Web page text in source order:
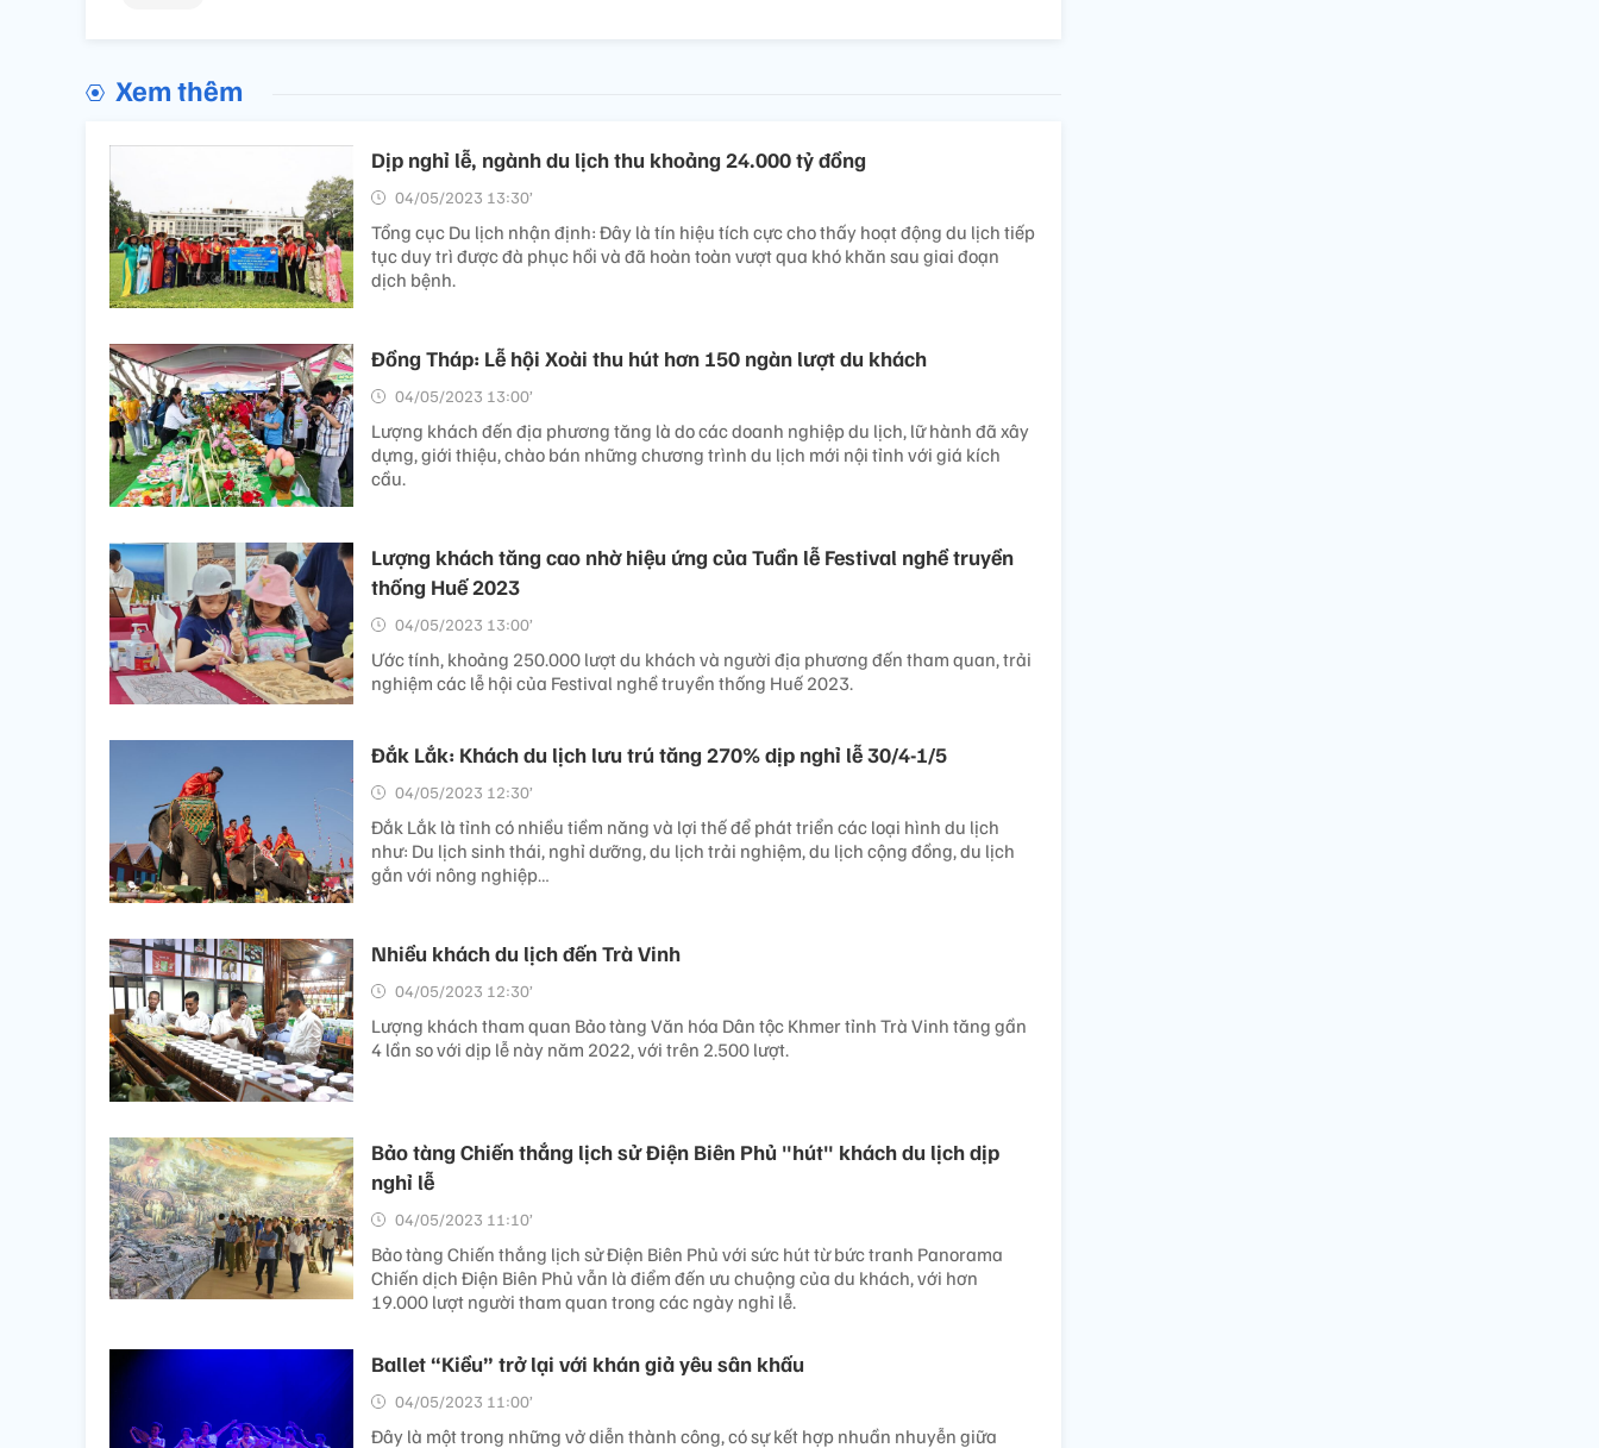
Xem thêm
Dịp nghỉ lễ, ngành du lịch thu khoảng 24.000 tỷ đồng
04/05/2023 13:30’
Tổng cục Du lịch nhận định: Đây là tín hiệu tích cực cho thấy hoạt động du lịch tiếp
tục duy trì được đà phục hồi và đã hoàn toàn vượt qua khó khăn sau giai đoạn
dịch bệnh.
Đồng Tháp: Lễ hội Xoài thu hút hơn 150 ngàn lượt du khách
04/05/2023 13:00’
Lượng khách đến địa phương tăng là do các doanh nghiệp du lịch, lữ hành đã xây
dựng, giới thiệu, chào bán những chương trình du lịch mới nội tỉnh với giá kích
cầu.
Lượng khách tăng cao nhờ hiệu ứng của Tuần lễ Festival nghề truyền
thống Huế 2023
04/05/2023 13:00’
Ước tính, khoảng 250.000 lượt du khách và người địa phương đến tham quan, trải
nghiệm các lễ hội của Festival nghề truyền thống Huế 2023.
Đắk Lắk: Khách du lịch lưu trú tăng 270% dịp nghỉ lễ 30/4-1/5
04/05/2023 12:30’
Đắk Lắk là tỉnh có nhiều tiềm năng và lợi thế để phát triển các loại hình du lịch
như: Du lịch sinh thái, nghỉ dưỡng, du lịch trải nghiệm, du lịch cộng đồng, du lịch
gắn với nông nghiệp…
Nhiều khách du lịch đến Trà Vinh
04/05/2023 12:30’
Lượng khách tham quan Bảo tàng Văn hóa Dân tộc Khmer tỉnh Trà Vinh tăng gần
4 lần so với dịp lễ này năm 2022, với trên 2.500 lượt.
Bảo tàng Chiến thắng lịch sử Điện Biên Phủ "hút" khách du lịch dịp
nghỉ lễ
04/05/2023 11:10’
Bảo tàng Chiến thắng lịch sử Điện Biên Phủ với sức hút từ bức tranh Panorama
Chiến dịch Điện Biên Phủ vẫn là điểm đến ưu chuộng của du khách, với hơn
19.000 lượt người tham quan trong các ngày nghỉ lễ.
Ballet “Kiều” trở lại với khán giả yêu sân khấu
04/05/2023 11:00’
Đây là một trong những vở diễn thành công, có sự kết hợp nhuần nhuyễn giữa